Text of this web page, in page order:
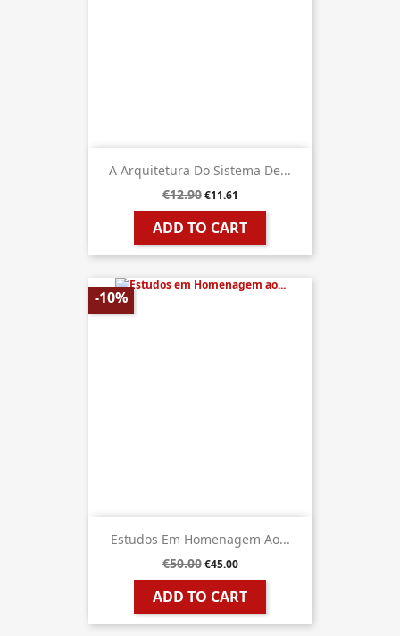
A Arquitetura Do Sistema De...
€12.90 €11.61
ADD TO CART
Estudos Em Homenagem Ao...
€50.00 €45.00
ADD TO CART
-10%